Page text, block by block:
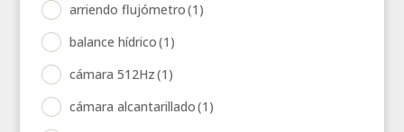
arriendo flujómetro(1)
balance hídrico(1)
cámara 512Hz(1)
cámara alcantarillado(1)